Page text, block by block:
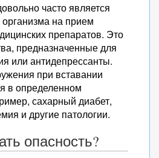
часто является
на прием
препаратов. Это
предназначенные для
или антидепрессанты.
при вставании
в определенном
сахарный диабет,
и другие патологии.
опасность?